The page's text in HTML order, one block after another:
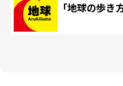
「地球の歩き